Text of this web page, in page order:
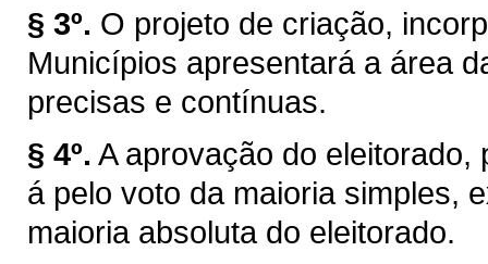
§ 3º. O projeto de criação,
Municípios apresentará a área
precisas e contínuas.
§ 4º. A aprovação do eleitorado,
á pelo voto da maioria simples,
maioria absoluta do eleitorado.